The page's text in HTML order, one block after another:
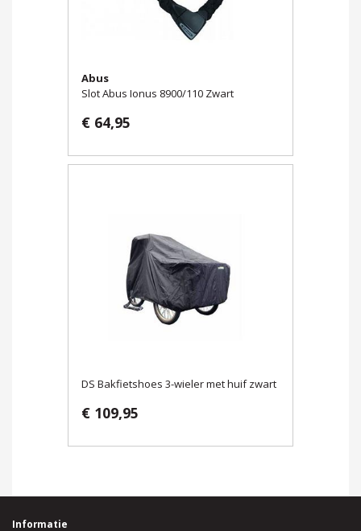
Abus
Slot Abus Ionus 8900/110 Zwart
€ 64,95
DS Bakfietshoes 3-wieler met huif zwart
€ 109,95
Informatie